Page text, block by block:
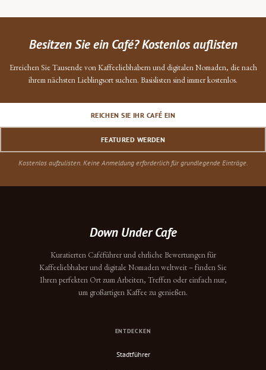
Besitzen Sie ein Café? Kostenlos auflisten
Erreichen Sie Tausende von Kaffeeliebhabern und digitalen Nomaden, die nach
ihrem nächsten Lieblingsort suchen. Basislisten sind immer kostenlos.
REICHEN SIE IHR CAFÉ EIN
FEATURED WERDEN
Kostenlos aufzulisten. Keine Anmeldung erforderlich für grundlegende Einträge.
Down Under Cafe
Kuratierten Caféführer und ehrliche Bewertungen für
Kaffeeliebhaber und digitale Nomaden weltweit – finden Sie
Ihren perfekten Ort zum Arbeiten, Treffen oder einfach nur,
um großartigen Kaffee zu genießen.
ENTDECKEN
Stadtführer